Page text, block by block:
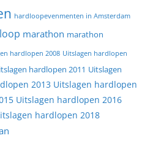
hardloopevenmenten in Amsterdam
loop marathon marathon
hardlopen 2008 Uitslagen hardlopen
hardlopen 2011 Uitslagen
2013 Uitslagen hardlopen
Uitslagen hardlopen 2016
hardlopen 2018